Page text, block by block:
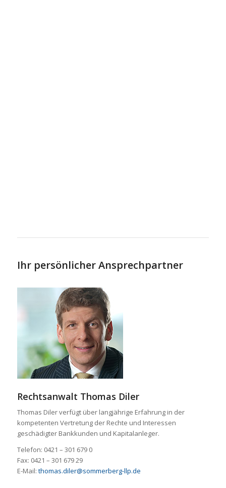
Ihr persönlicher Ansprechpartner
Rechtsanwalt Thomas Diler
Thomas Diler verfügt über langjährige Erfahrung in der
kompetenten Vertretung der Rechte und Interessen
geschädigter Bankkunden und Kapitalanleger.
Telefon: 0421 – 301 679 0
Fax: 0421 – 301 679 29
E-Mail: thomas.diler@sommerberg-llp.de